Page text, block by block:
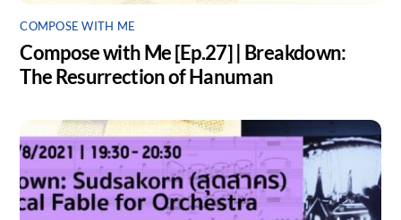
COMPOSE WITH ME
Compose with Me [Ep.27] | Breakdown:
The Resurrection of Hanuman